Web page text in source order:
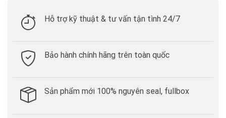
Hỗ trợ kỹ thuật & tư vấn tận tình 24/7
Bảo hành chính hãng trên toàn quốc
Sản phẩm mới 100% nguyên seal, fullbox